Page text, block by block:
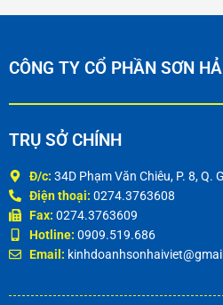
CÔNG TY CỔ PHẦN SƠN
TRỤ SỞ CHÍNH
Đ/c: 34D Phạm Văn Chiêu, P. 8, Q.
Điện thoại: 0274.3763608
Fax: 0274.3763609
Hotline: 0909.519.686
Email: